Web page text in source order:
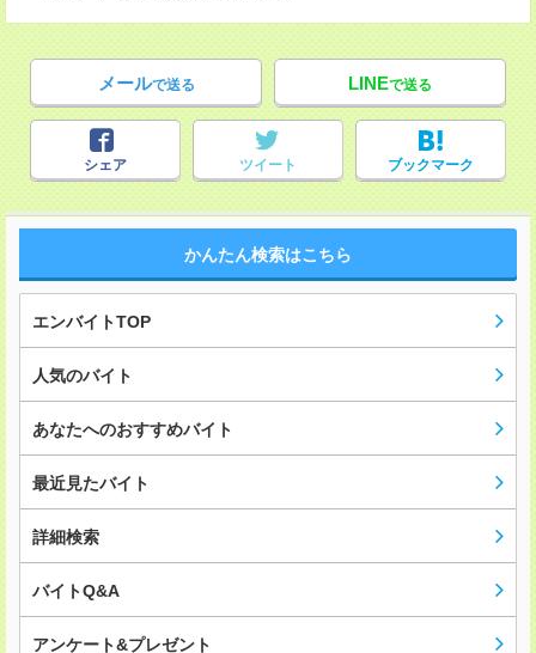
メールで送る LINEで送る
シェア ツイート ブックマーク
かんたん検索はこちら
エンバイトTOP
人気のバイト
あなたへのおすすめバイト
最近見たバイト
詳細検索
バイトQ&A
アンケート&プレゼント